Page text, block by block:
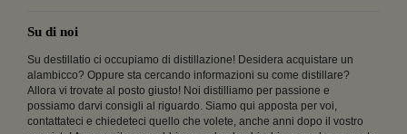
Su di noi
Su destillatio ci occupiamo di distillazione! Desidera acquistare un
alambicco? Oppure sta cercando informazioni su come distillare?
Allora vi trovate al posto giusto! Noi distilliamo per passione e
possiamo darvi consigli al riguardo. Siamo qui apposta per voi,
contattateci e chiedeteci quello che volete, anche anni dopo il vostro